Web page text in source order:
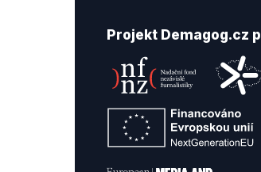
Projekt Demagog.cz